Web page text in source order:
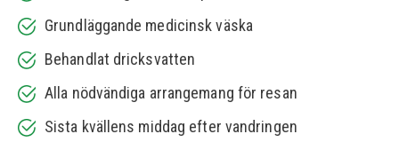
Grundläggande medicinsk väska
Behandlat dricksvatten
Alla nödvändiga arrangemang för resan
Sista kvällens middag efter vandringen